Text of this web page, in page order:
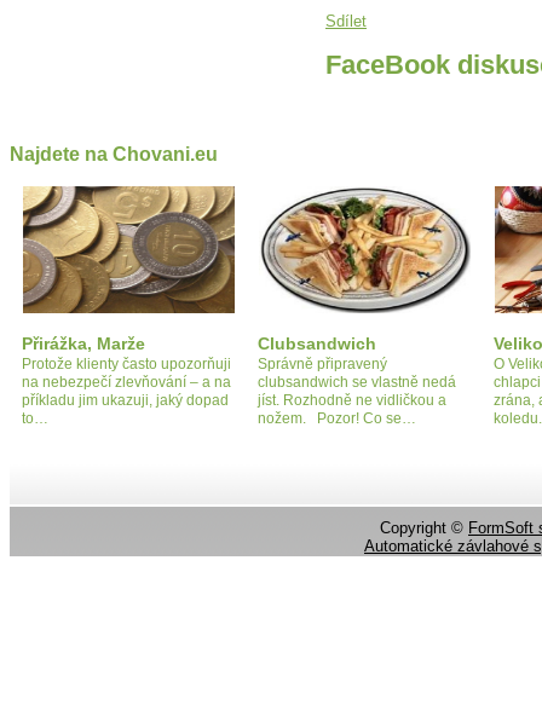
Sdílet
FaceBook
Najdete na Chovani.eu
Přirážka, Marže
Protože klienty často upozorňuji
na nebezpečí zlevňování – a na
příkladu jim ukazuji, jaký dopad
to…
Clubsandwich
Správně připravený
clubsandwich se vlastně nedá
jíst. Rozhodně ne vidličkou a
nožem. Pozor! Co se…
O
zrána,
Copyright © FormSoft
Automatické závlahové